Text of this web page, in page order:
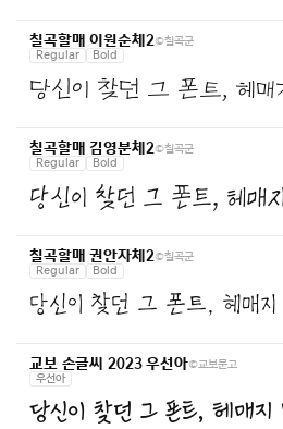
칠곡할매 이원순체2©칠곡군
Regular
Bold
칠곡할매 김영분체2©칠곡군
Regular
Bold
당신이 찾던 그 폰트, 헤매
칠곡할매 권안자체2©칠곡군
Regular
Bold
당신이 찾던 그 폰트, 헤매
교보 손글씨 2023 우선아©교보문고
우선아
당신이 찾던 그 폰트, 헤매지